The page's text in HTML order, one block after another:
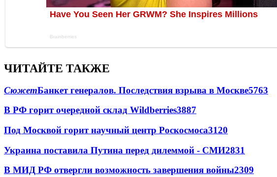
ЧИТАЙТЕ ТАКЖЕ
СюжетБанкет генералов. Последствия взрыва в Москве5763
В РФ горит очередной склад Wildberries3887
Под Москвой горит научный центр Роскосмоса3120
Украина поставила Путина перед дилеммой - СМИ2831
В МИД РФ отвергли возможность завершения войны2309